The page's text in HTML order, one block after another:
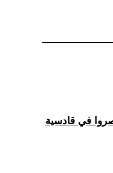
في قادسية